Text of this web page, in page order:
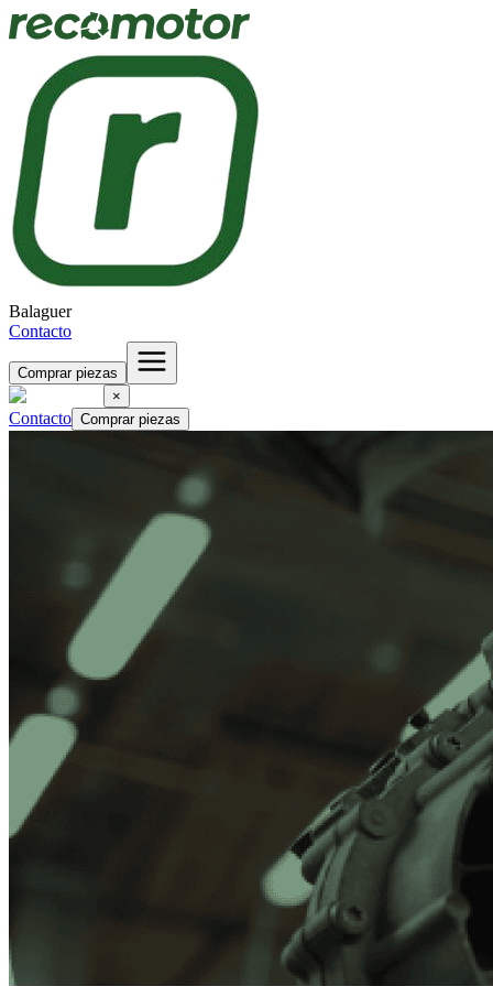
Balaguer
Contacto
Comprar piezas
×
Contacto Comprar piezas